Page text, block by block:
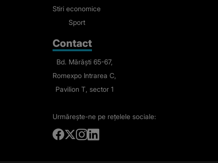
Stiri economice
Sport
Contact
Bd. Mărăști 65-67,
Romexpo Intrarea C,
Pavilion T, sector 1
Urmărește-ne pe rețelele sociale: